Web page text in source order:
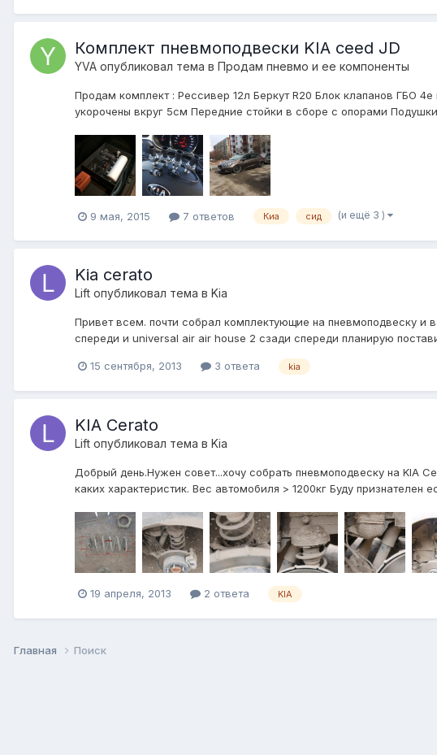
Комплект пневмоподвески KIA ceed JD
YVA опубликовал тема в Продам пневмо и ее компоненты
Продам комплект : Рессивер 12л Беркут R20 Блок клапанов ГБО
укорочены вкруг 5см Передние стойки в сборе с опорами
9 мая, 2015 7 ответов Киа сид (и ещё 3 )
Kia cerato
Lift опубликовал тема в Kia
Привет всем. почти собрал комплектующие на пневмоподвеску и
спереди и universal air air house 2 сзади спереди планирую
15 сентября, 2013 3 ответа kia
KIA Cerato
Lift опубликовал тема в Kia
Добрый день.Нужен совет...хочу собрать пневмоподвеску на KIA
каких характеристик. Вес автомобиля > 1200кг Буду
19 апреля, 2013 2 ответа KIA
Главная Поиск